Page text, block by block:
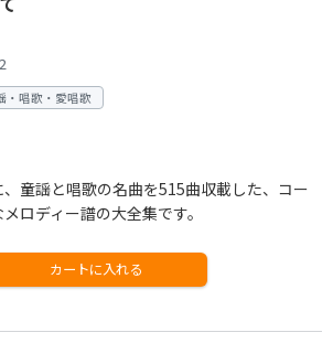
・唱歌・愛唱歌
童謡と唱歌の名曲を515曲収載した、コー
ロディー譜の大全集です。
カートに入れる